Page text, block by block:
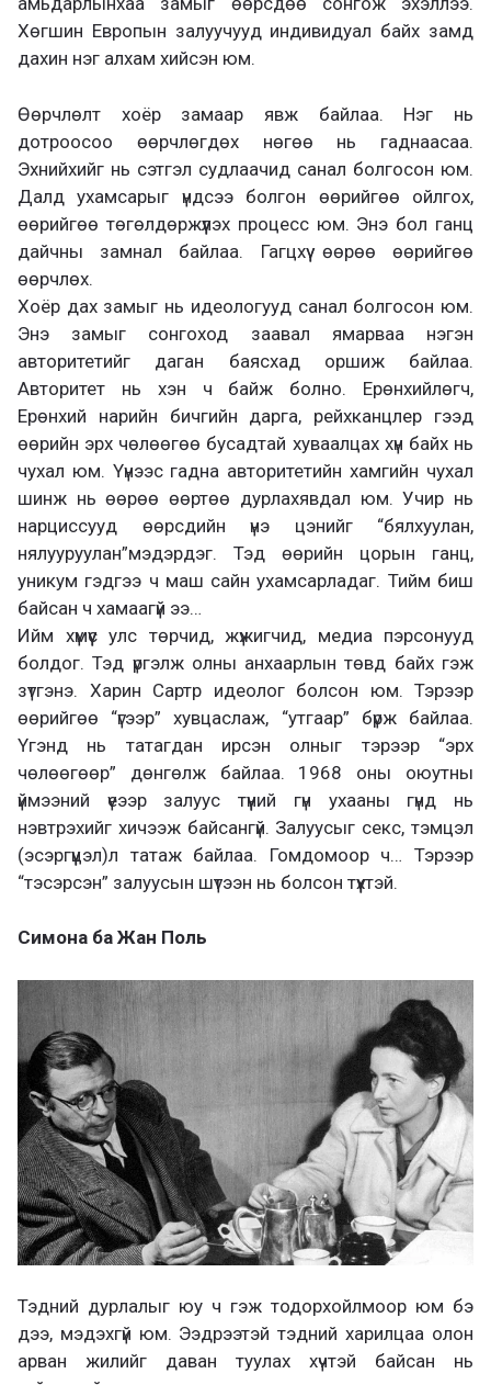
Хөгшин Европын залуучууд индивидуал байх замд
дахин нэг алхам хийсэн юм.
Өөрчлөлт хоёр замаар явж байлаа. Нэг нь
дотроосоо өөрчлөгдөх нөгөө нь гаднаасаа.
Эхнийхийг нь сэтгэл судлаачид санал болгосон юм.
Далд ухамсарыг үндсээ болгон өөрийгөө ойлгох,
өөрийгөө төгөлдөржүүлэх процесс юм. Энэ бол ганц
дайчны замнал байлаа. Гагцхүү өөрөө өөрийгөө
өөрчлөх.
Хоёр дах замыг нь идеологууд санал болгосон юм.
Энэ замыг сонгоход заавал ямарваа нэгэн
авторитетийг даган баясхад оршиж байлаа.
Авторитет нь хэн ч байж болно. Ерөнхийлөгч,
Ерөнхий нарийн бичгийн дарга, рейхканцлер гээд
өөрийн эрх чөлөөгөө бусадтай хуваалцах хүн байх нь
чухал юм. Үүнээс гадна авторитетийн хамгийн чухал
шинж нь өөрөө өөртөө дурлахявдал юм. Учир нь
нарциссууд өөрсдийн үнэ цэнийг “бялхуулан,
нялууруулан”мэдэрдэг. Тэд өөрийн цорын ганц,
уникум гэдгээ ч маш сайн ухамсарладаг. Тийм биш
байсан ч хамаагүй ээ…
Ийм хүмүүс улс төрчид, жүжигчид, медиа пэрсонууд
болдог. Тэд үргэлж олны анхаарлын төвд байх гэж
зүтгэнэ. Харин Сартр идеолог болсон юм. Тэрээр
өөрийгөө “үгээр” хувцаслаж, “утгаар” бүрж байлаа.
Үгэнд нь татагдан ирсэн олныг тэрээр “эрх
чөлөөгөөр” дөнгөлж байлаа. 1968 оны оюутны
үймээний үеээр залуус түүний гүн ухааны гүнд нь
нэвтрэхийг хичээж байсангүй. Залуусыг секс, тэмцэл
(эсэргүүцэл)л татаж байлаа. Гомдомоор ч… Тэрээр
“тэсэрсэн” залуусын шүтээн нь болсон түүхтэй.
Симона ба Жан Поль
Тэдний дурлалыг юу ч гэж тодорхойлмоор юм бэ
дээ, мэдэхгүй юм. Ээдрээтэй тэдний харилцаа олон
арван жилийг даван туулах хүчтэй байсан нь